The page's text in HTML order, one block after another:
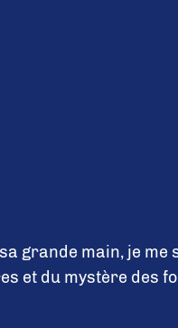
grande main, je me
et du mystère des